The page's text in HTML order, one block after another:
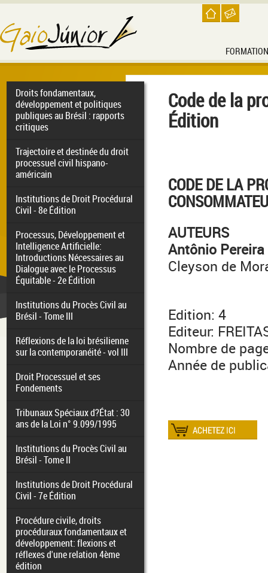
FORMATION
Droits fondamentaux,
développement et politiques
publiques au Brésil : rapports
critiques
Trajectoire et destinée du droit
processuel civil hispano-
américain
Institutions de Droit Procédural
Civil - 8e Édition
Processus, Développement et
Intelligence Artificielle:
Introductions Nécessaires au
Dialogue avec le Processus
Équitable - 2e Édition
Institutions du Procès Civil au
Brésil - Tome III
Réflexions de la loi brésilienne
sur la contemporanéité - vol III
Droit Processuel et ses
Fondements
Tribunaux Spéciaux d?État : 30
ans de la Loi n° 9.099/1995
Institutions du Procès Civil au
Brésil - Tome II
Institutions de Droit Procédural
Civil - 7e Édition
Procédure civile, droits
procéduraux fondamentaux et
développement: flexions et
réflexes d'une relation 4ème
édition
Code de la
Édition
CODE DELA
AUTEURS
Antônio
Cleyson de
Edition: 4
Editeur:
Nombre de
Année de